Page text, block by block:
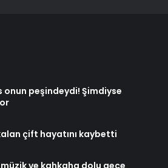
onun peşindeydi! Şimdiyse
çift hayatını kaybetti